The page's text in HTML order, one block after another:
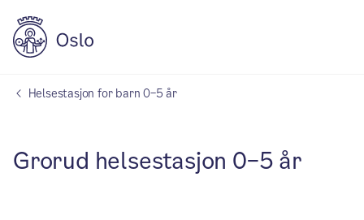
Helsestasjon for barn 0–5 år
Grorud helsestasjon 0–5 år